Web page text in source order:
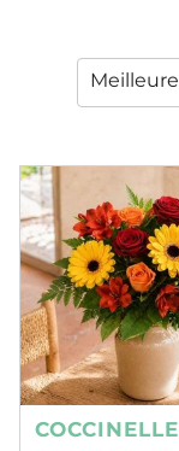
COCCINELLE